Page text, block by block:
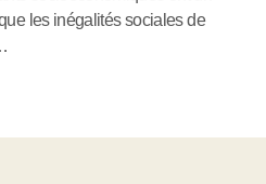
les inégalités sociales de